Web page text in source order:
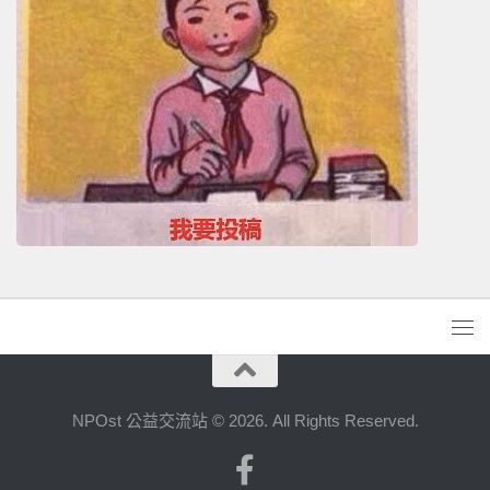
NPOst 公益交流站 © 2026. All Rights Reserved.